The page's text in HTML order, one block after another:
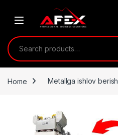
Search for:
Home Metallga ishlov berish